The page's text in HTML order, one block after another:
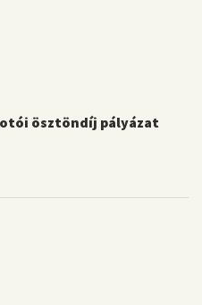
ösztöndíj pályázat